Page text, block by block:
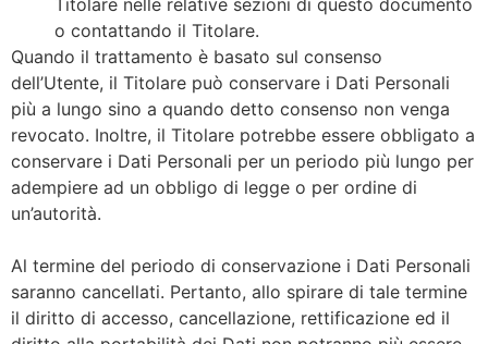
Titolare nelle relative sezioni di questo documento
o contattando il Titolare.
Quando il trattamento è basato sul consenso
dell’Utente, il Titolare può conservare i Dati Personali
più a lungo sino a quando detto consenso non venga
revocato. Inoltre, il Titolare potrebbe essere obbligato a
conservare i Dati Personali per un periodo più lungo per
adempiere ad un obbligo di legge o per ordine di
un’autorità.
Al termine del periodo di conservazione i Dati Personali
saranno cancellati. Pertanto, allo spirare di tale termine
il diritto di accesso, cancellazione, rettificazione ed il